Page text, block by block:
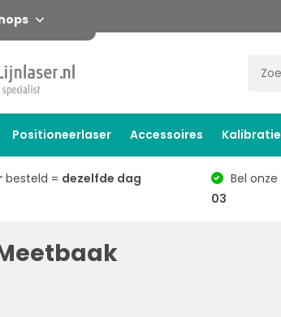
Positioneerlaser Accessoires Kalibratie
besteld = dezelfde dag
Bel onze
03